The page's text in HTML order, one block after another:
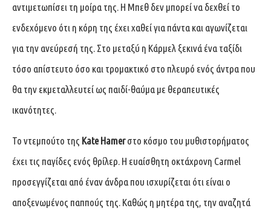
αντιμετωπίσει τη μοίρα της. Η Μπεθ δεν μπορεί να δεχθεί το
ενδεχόμενο ότι η κόρη της έχει χαθεί για πάντα και αγωνίζεται
για την ανεύρεσή της. Στο μεταξύ η Κάρμελ ξεκινά ένα ταξίδι
τόσο απίστευτο όσο και τρομακτικό στο πλευρό ενός άντρα που
θα την εκμεταλλευτεί ως παιδί-θαύμα με θεραπευτικές
ικανότητες.
Το ντεμπούτο της Kate Hamerστο κόσμο του μυθιστορήματος
έχει τις παγίδες ενός θρίλερ. Η ευαίσθητη οκτάχρονη Carmel
προσεγγίζεται από έναν άνδρα που ισχυρίζεται ότι είναι ο
αποξενωμένος παππούς της. Καθώς η μητέρα της, την αναζητά